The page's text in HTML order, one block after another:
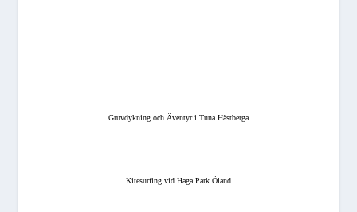
Gruvdykning och Äventyr i Tuna Hästberga
Kitesurfing vid Haga Park Öland